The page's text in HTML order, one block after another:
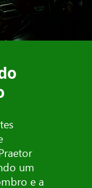
um
e a